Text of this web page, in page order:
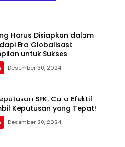
Harus Disiapkan dalam
Era Globalisasi:
untuk Sukses
Desember 30, 2024
SPK: Cara Efektif
Keputusan yang Tepat!
Desember 30, 2024